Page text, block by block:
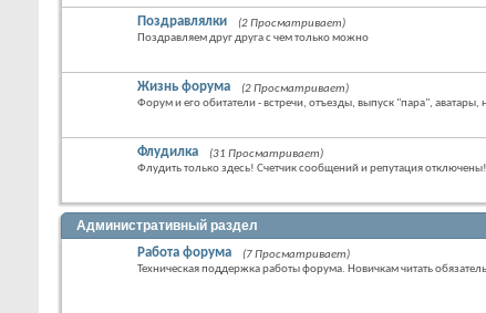
Поздравлялки
(2 Просматривает)
Поздравляем друг друга с чем только можно
Жизнь форума
(2 Просматривает)
Форум и его обитатели - встречи, отъезды, выпуск "пара", аватары,
Флудилка
(31 Просматривает)
Флудить только здесь! Счетчик сообщений и репутация отключены!
Административный раздел
Работа форума
(7 Просматривает)
Техническая поддержка работы форума. Новичкам читать